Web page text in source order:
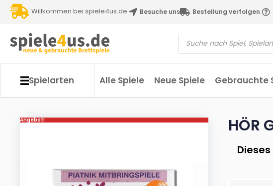
Willkommen bei spiele4us.de Besuche uns Bestellung verfolgen
Spielarten Alle Spiele Neue Spiele Gebrauchte
Angebot! HÖR